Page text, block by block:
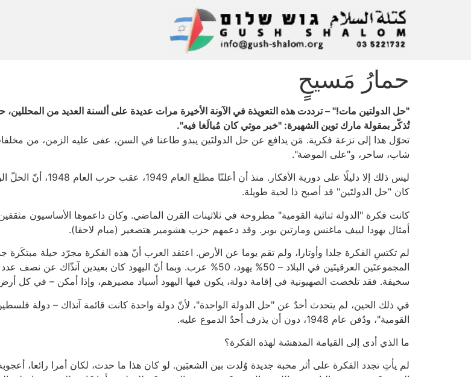
حمارُ مَسيحٍ
"حل الدولتين مات!" – ترددت هذه التعويذة في الآونة الأخيرة مرات عديدة على ألسنة العديد من
تُذكّر بمقولة مارك توين الشهيرة: "خبر موتي كان مُبالَغا فيه".
تحوّل هذا إلى نزعة فكرية. مَن يدافع عن حل الدولتَين يبدو طاعنا في السن، عفى عليه الزمن، من
شاب، ساحر، و"على الموضة".
ليس ذلك إلا دليلًا على
كان "حل الدولتَين" قد أصبح ذا لحية طويلة.
كانت فكرة "الدولة ثنائية القومية" مطروحة في ثلاثينات القرن الماضي. وكان داعموها الأساسيون
أمثال يهودا لييف ماغنس ومارتين بوبر. وقد دعمهم حزب هشومير هتصعير (مبام لاحقا).
لم تكتسِ الفكرة جلدا وأوتارا، ولم تقم يوما عن الأرض. اعتقد العرب أنّ هذه الفكرة مجرّد حيلة مبتكَرة
المجموعتَين العرقيتَين في البلاد – 50% يهود، 50% عرب. وبما أنّ
سخيفة. فقد تلخصت الصهيونية في إقامة دولة، يكون فيها اليهود أسياد مصيرهم، وإذا أمكن – في كل
في ذلك الحين، لم يتحدث أحدٌ عن "حل الدولة الواحدة"، لأنّ دولة واحدة كانت قائمة آنذاك – دولة
القومية"، ودُفن عام 1948، دون أن يذرف أحدٌ الدموع عليه.
ما الذي أدى إلى القيامة المدهشة لهذه الفكرة؟
لم يأتِ تجدد الفكرة على أثر محبة جديدة وُلدت بين الشعبَين. لو كان هذا ما حدث، لكان أمرا رائعا،